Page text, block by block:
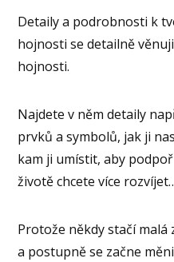
Detaily a podrobnosti k
hojnosti se detailně
hojnosti.
Najdete v něm detaily
prvků a symbolů, jak ji
kam ji umístit, aby
životě chcete více
Protože někdy stačí
a postupně se začne